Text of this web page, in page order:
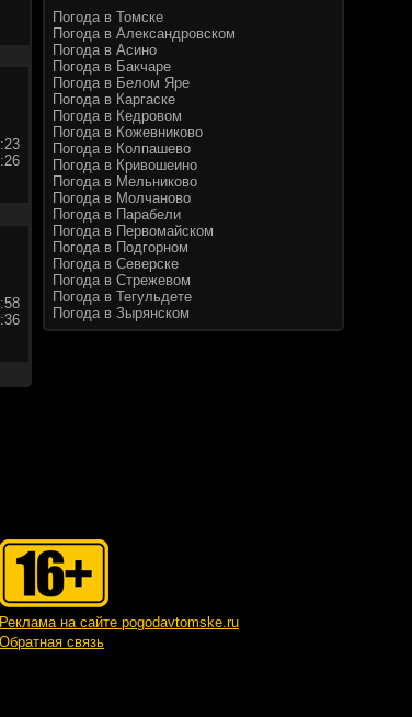
Погода в Томске
Погода в Александровском
Погода в Асино
Погода в Бакчаре
Погода в Белом Яре
Погода в Каргаске
Погода в Кедровом
Погода в Кожевниково
Погода в Колпашево
Погода в Кривошеино
Погода в Мельниково
Погода в Молчаново
Погода в Парабели
Погода в Первомайском
Погода в Подгорном
Погода в Северске
Погода в Стрежевом
Погода в Тегульдете
Погода в Зырянском
Реклама на сайте pogodavtomske.ru
Обратная связь